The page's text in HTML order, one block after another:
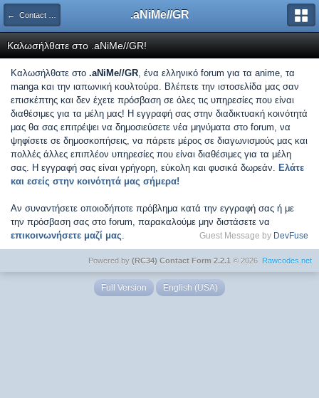
← Contact Form .aNiMe//GR
Καλωσήλθατε στο .aNiMe//GR!
Καλωσήλθατε στο .aNiMe//GR, ένα ελληνικό forum για τα anime, τα
manga και την ιαπωνική κουλτούρα. Βλέπετε την ιστοσελίδα μας σαν
επισκέπτης και δεν έχετε πρόσβαση σε όλες τις υπηρεσίες που είναι
διαθέσιμες για τα μέλη μας! Η εγγραφή σας στην διαδικτυακή κοινότητά
μας θα σας επιτρέψει να δημοσιεύσετε νέα μηνύματα στο forum, να
ψηφίσετε σε δημοσκοπήσεις, να πάρετε μέρος σε διαγωνισμούς μας και
πολλές άλλες επιπλέον υπηρεσίες που είναι διαθέσιμες για τα μέλη
σας. Η εγγραφή σας είναι γρήγορη, εύκολη και φυσικά δωρεάν. Ελάτε
και εσείς στην κοινότητά μας σήμερα!
Αν συναντήσετε οποιοδήποτε πρόβλημα κατά την εγγραφή σας ή με
την πρόσβαση σας στο forum, παρακαλούμε μην διστάσετε να
επικοινωνήσετε μαζί μας. Guest Message by DevFuse
Powered by (RC34) Contact Form 2.2.1 © 2026 Rawcodes.net
Full Version English (USA)